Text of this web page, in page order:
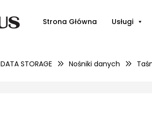
Strona Główna Usługi
DATA STORAGE Nośniki danych